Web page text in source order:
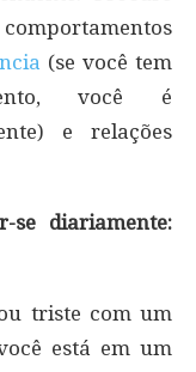
(se você tem
você é
e relações
diariamente:
triste com um
está em um